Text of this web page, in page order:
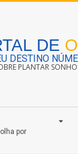
DE
DESTINO
PLANTAR
por